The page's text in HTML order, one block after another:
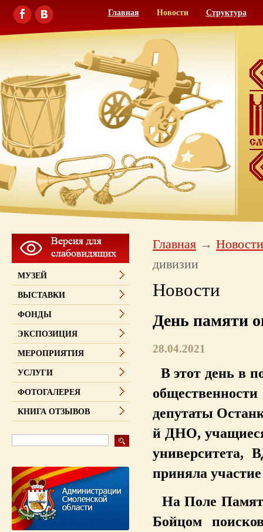
Главная Новости Структура
Главная
Новости
дивизии
Новости
День памяти
28.04.2021
В этот день в
депутаты
й ДНО,
университета,
приняла
На Поле
Бойцом
МУЗЕЙ
ВЫСТАВКИ
ФОНДЫ
ЭКСПОЗИЦИЯ
МЕРОПРИЯТИЯ
УСЛУГИ
ФОТОГАЛЕРЕЯ
КНИГА ОТЗЫВОВ